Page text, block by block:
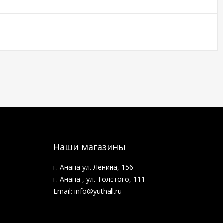
Наши магазины
г. Анапа ул. Ленина, 156
г. Анапа , ул. Толстого, 111
Email: info@yuthall.ru